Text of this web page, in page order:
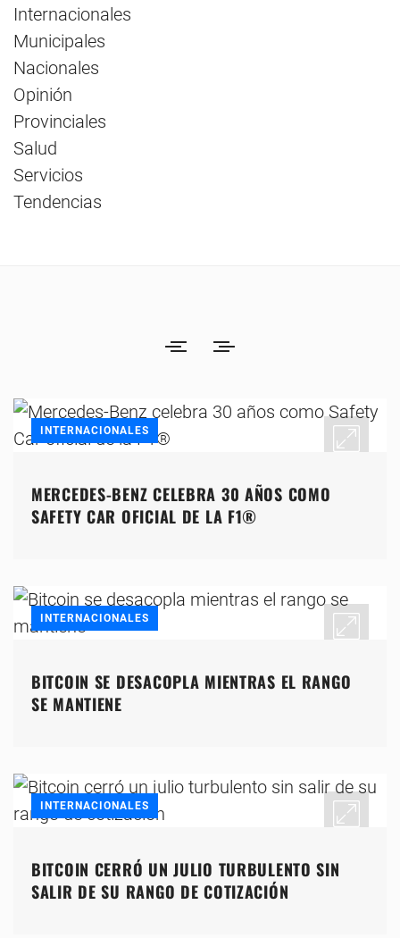
Internacionales
Municipales
Nacionales
Opinión
Provinciales
Salud
Servicios
Tendencias
INTERNACIONALES
MERCEDES-BENZ CELEBRA 30 AÑOS COMO
SAFETY CAR OFICIAL DE LA F1®
INTERNACIONALES
BITCOIN SE DESACOPLA MIENTRAS EL RANGO
SE MANTIENE
INTERNACIONALES
BITCOIN CERRÓ UN JULIO TURBULENTO SIN
SALIR DE SU RANGO DE COTIZACIÓN